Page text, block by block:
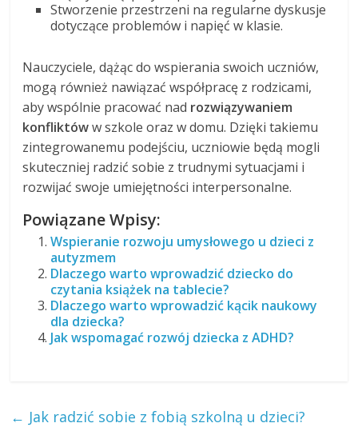
Stworzenie przestrzeni na regularne dyskusje
dotyczące problemów i napięć w klasie.
Nauczyciele, dążąc do wspierania swoich uczniów,
mogą również nawiązać współpracę z rodzicami,
aby wspólnie pracować nad rozwiązywaniem
konfliktóww szkole oraz w domu. Dzięki takiemu
zintegrowanemu podejściu, uczniowie będą mogli
skuteczniej radzić sobie z trudnymi sytuacjami i
rozwijać swoje umiejętności interpersonalne.
Powiązane Wpisy:
Wspieranie rozwoju umysłowego u dzieci z
autyzmem
Dlaczego warto wprowadzić dziecko do
czytania książek na tablecie?
Dlaczego warto wprowadzić kącik naukowy
dla dziecka?
Jak wspomagać rozwój dziecka z ADHD?
← Jak radzić sobie z fobią szkolną u dzieci?